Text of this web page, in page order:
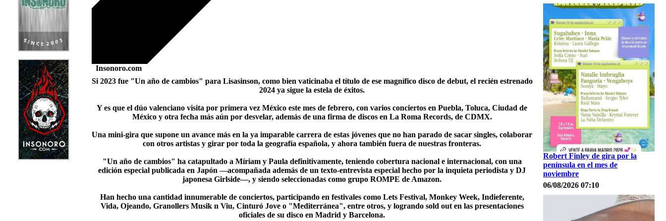
Insonoro.com
Si 2023 fue "Un año de cambios" para Lisasinson, como bien vaticinaba el título de ese magnífico disco de debut, el recién estrenado
2024 ya sigue la estela de éxitos.
Y es que el dúo valenciano visita por primera vez México este mes de febrero, con varios conciertos en Puebla, Toluca, Ciudad de
México y otra fecha más aún por desvelar, además de una firma de discos en La Roma Records, de CDMX.
Una mini-gira que supone un avance más en la ya imparable carrera de estas jóvenes que no han parado de sacar singles, colaborar
con otros artistas y girar por toda la geografía española, y ahora también fuera de nuestras fronteras.
"Un año de cambios" ha catapultado a Míriam y Paula definitivamente, teniendo cobertura nacional e internacional, con una
edición especial publicada en Japón —acompañada además de un texto-entrevista especial hecho por la inquieta periodista y DJ
japonesa Girlside—, y siendo seleccionadas como grupo ROMPE de Amazon.
Han hecho una cantidad innumerable de conciertos, participando en festivales como Lets Festival, Monkey Week, Indieferente,
Vida, Ojeando, Granollers Musik n Viu, Cinturó Jove o "Mediterránea", entre otros, y logrando sold out en las presentaciones
oficiales de su disco en Madrid y Barcelona.
Robert Finley de gira por la
península en el mes de
noviembre
06/08/2026 07:10